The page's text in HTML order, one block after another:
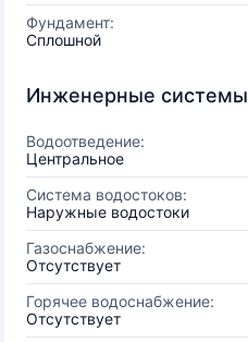
Фундамент:
Сплошной
Инженерные системы
Водоотведение:
Центральное
Система водостоков:
Наружные водостоки
Газоснабжение:
Отсутствует
Горячее водоснабжение:
Отсутствует